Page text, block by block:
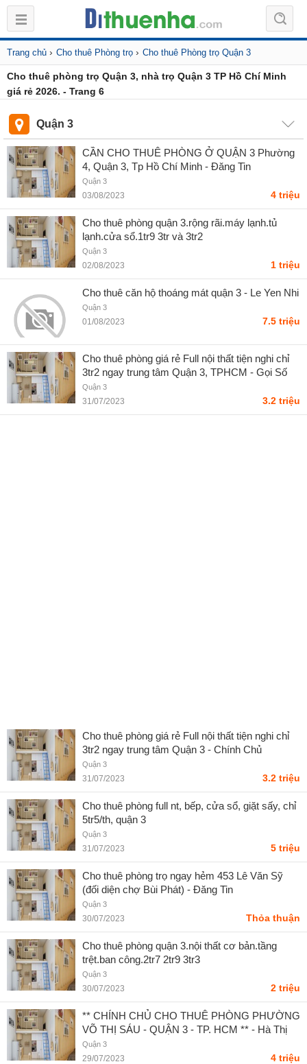
Trang chủ › Cho thuê Phòng trọ › Cho thuê Phòng trọ Quận 3
Cho thuê phòng trọ Quận 3, nhà trọ Quận 3 TP Hồ Chí Minh
giá rẻ 2026. - Trang 6
Quận 3
CẦN CHO THUÊ PHÒNG Ở QUẬN 3 Phường
4, Quận 3, Tp Hồ Chí Minh - Đăng Tin
Quận 3
03/08/2023 4 triệu
Cho thuê phòng quận 3.rộng rãi.máy lạnh.tủ
lạnh.cửa sổ.1tr9 3tr và 3tr2
Quận 3
02/08/2023 1 triệu
Cho thuê căn hộ thoáng mát quận 3 - Le Yen Nhi
Quận 3
01/08/2023 7.5 triệu
Cho thuê phòng giá rẻ Full nội thất tiện nghi chỉ
3tr2 ngay trung tâm Quận 3, TPHCM - Gọi Số
Trong Bài
Quận 3
31/07/2023 3.2 triệu
Cho thuê phòng giá rẻ Full nội thất tiện nghi chỉ
3tr2 ngay trung tâm Quận 3 - Chính Chủ
Quận 3
31/07/2023 3.2 triệu
Cho thuê phòng full nt, bếp, cửa sổ, giặt sấy, chỉ
5tr5/th, quận 3
Quận 3
31/07/2023 5 triệu
Cho thuê phòng trọ ngay hẻm 453 Lê Văn Sỹ
(đối diện chợ Bùi Phát) - Đăng Tin
Quận 3
30/07/2023 Thỏa thuận
Cho thuê phòng quận 3.nội thất cơ bản.tầng
trệt.ban công.2tr7 2tr9 3tr3
Quận 3
30/07/2023 2 triệu
** CHÍNH CHỦ CHO THUÊ PHÒNG PHƯỜNG
VÕ THỊ SÁU - QUẬN 3 - TP. HCM ** - Hà Thị
My
Quận 3
29/07/2023 4 triệu